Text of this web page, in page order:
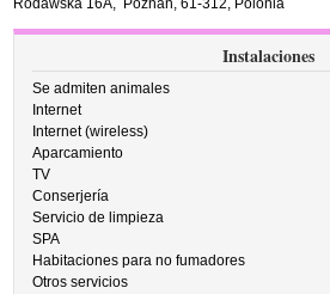
Rodawska 16A, Poznan,61-312, Polonia
Instalaciones
Se admiten animales
Internet
Internet (wireless)
Aparcamiento
TV
Conserjería
Servicio de limpieza
SPA
Habitaciones para no fumadores
Otros servicios